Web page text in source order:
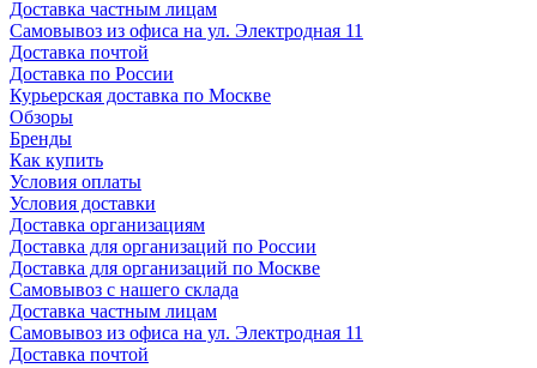
Доставка частным лицам
Самовывоз из офиса на ул. Электродная 11
Доставка почтой
Доставка по России
Курьерская доставка по Москве
Обзоры
Бренды
Как купить
Условия оплаты
Условия доставки
Доставка организациям
Доставка для организаций по России
Доставка для организаций по Москве
Самовывоз с нашего склада
Доставка частным лицам
Самовывоз из офиса на ул. Электродная 11
Доставка почтой